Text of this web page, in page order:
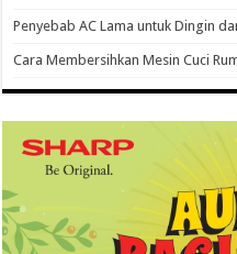
Penyebab AC Lama untuk Dingin
Cara Membersihkan Mesin Cuci